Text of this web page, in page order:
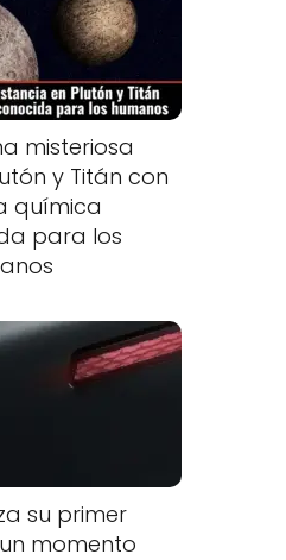
misteriosa
y Titán con
química
para los
su primer
momento